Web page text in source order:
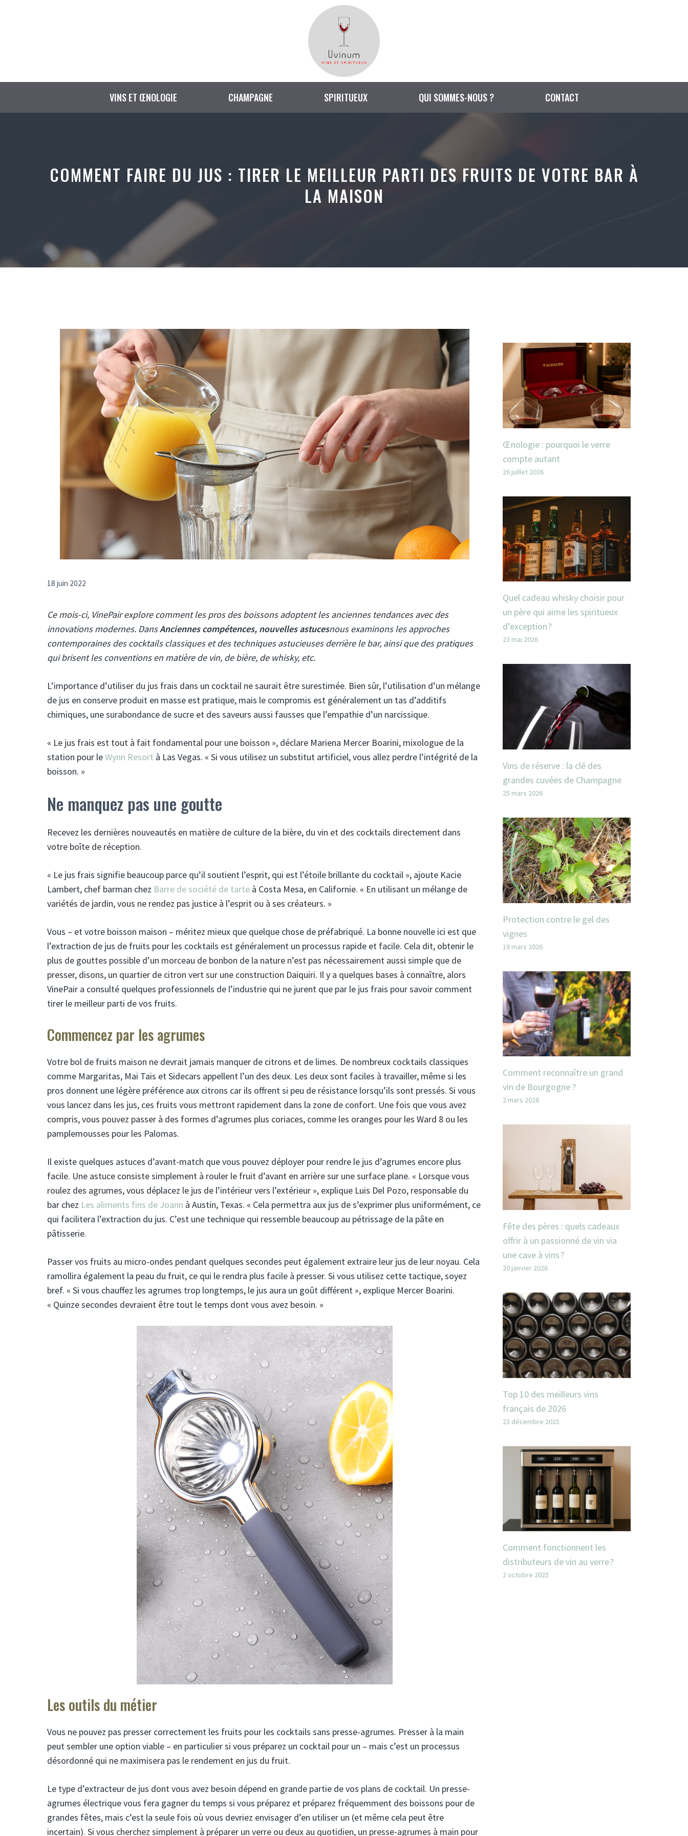
VINS ET ŒNOLOGIE CHAMPAGNE SPIRITUEUX QUI SOMMES-NOUS ? CONTACT
COMMENT FAIRE DU JUS : TIRER LE MEILLEUR PARTI DES FRUITS DE VOTRE BAR À
LA MAISON
18 juin 2022
Ce mois-ci, VinePair explore comment les pros des boissons adoptent les anciennes tendances avec des
innovations modernes. DansAnciennes compétences, nouvelles astucesnous examinons les approches
contemporaines des cocktails classiques et des techniques astucieuses derrière le bar, ainsi que des pratiques
qui brisent les conventions en matière de vin, de bière, de whisky, etc.
L’importance d’utiliser du jus frais dans un cocktail ne saurait être surestimée. Bien sûr, l’utilisation d’un mélange
de jus en conserve produit en masse est pratique, mais le compromis est généralement un tas d’additifs
chimiques, une surabondance de sucre et des saveurs aussi fausses que l’empathie d’un narcissique.
« Le jus frais est tout à fait fondamental pour une boisson », déclare Mariena Mercer Boarini, mixologue de la
station pour leWynn Resort à Las Vegas. « Si vous utilisez un substitut artificiel, vous allez perdre l’intégrité de la
boisson. »
Ne manquez pas une goutte
Recevez les dernières nouveautés en matière de culture de la bière, du vin et des cocktails directement dans
votre boîte de réception.
« Le jus frais signifie beaucoup parce qu’il soutient l’esprit, qui est l’étoile brillante du cocktail », ajoute Kacie
Lambert, chef barman chez Barre de société de tarte à Costa Mesa, en Californie. « En utilisant un mélange de
variétés de jardin, vous ne rendez pas justice à l’esprit ou à ses créateurs. »
Vous – et votre boisson maison – méritez mieux que quelque chose de préfabriqué. La bonne nouvelle ici est que
l’extraction de jus de fruits pour les cocktails est généralement un processus rapide et facile. Cela dit, obtenir le
plus de gouttes possible d’un morceau de bonbon de la nature n’est pas nécessairement aussi simple que de
presser, disons, un quartier de citron vert sur une construction Daiquiri. Il y a quelques bases à connaître, alors
VinePair a consulté quelques professionnels de l’industrie qui ne jurent que par le jus frais pour savoir comment
tirer le meilleur parti de vos fruits.
Commencez par les agrumes
Votre bol de fruits maison ne devrait jamais manquer de citrons et de limes. De nombreux cocktails classiques
comme Margaritas, Mai Tais et Sidecars appellent l’un des deux. Les deux sont faciles à travailler, même si les
pros donnent une légère préférence aux citrons car ils offrent si peu de résistance lorsqu’ils sont pressés. Si vous
vous lancez dans les jus, ces fruits vous mettront rapidement dans la zone de confort. Une fois que vous avez
compris, vous pouvez passer à des formes d’agrumes plus coriaces, comme les oranges pour les Ward 8 ou les
pamplemousses pour les Palomas.
Il existe quelques astuces d’avant-match que vous pouvez déployer pour rendre le jus d’agrumes encore plus
facile. Une astuce consiste simplement à rouler le fruit d’avant en arrière sur une surface plane. « Lorsque vous
roulez des agrumes, vous déplacez le jus de l’intérieur vers l’extérieur », explique Luis Del Pozo, responsable du
bar chez Les aliments fins de Joann à Austin, Texas. « Cela permettra aux jus de s’exprimer plus uniformément, ce
qui facilitera l’extraction du jus. C’est une technique qui ressemble beaucoup au pétrissage de la pâte en
pâtisserie.
Passer vos fruits au micro-ondes pendant quelques secondes peut également extraire leur jus de leur noyau. Cela
ramollira également la peau du fruit, ce qui le rendra plus facile à presser. Si vous utilisez cette tactique, soyez
bref. « Si vous chauffez les agrumes trop longtemps, le jus aura un goût différent », explique Mercer Boarini.
« Quinze secondes devraient être tout le temps dont vous avez besoin. »
Les outils du métier
Vous ne pouvez pas presser correctement les fruits pour les cocktails sans presse-agrumes. Presser à la main
peut sembler une option viable – en particulier si vous préparez un cocktail pour un – mais c’est un processus
désordonné qui ne maximisera pas le rendement en jus du fruit.
Le type d’extracteur de jus dont vous avez besoin dépend en grande partie de vos plans de cocktail. Un presse-
agrumes électrique vous fera gagner du temps si vous préparez et préparez fréquemment des boissons pour de
grandes fêtes, mais c’est la seule fois où vous devriez envisager d’en utiliser un (et même cela peut être
incertain). Si vous cherchez simplement à préparer un verre ou deux au quotidien, un presse-agrumes à main pour
Œnologie : pourquoi le verre
compte autant
26 juillet 2026
Quel cadeau whisky choisir pour
un père qui aime les spiritueux
d’exception ?
23 mai 2026
Vins de réserve : la clé des
grandes cuvées de Champagne
25 mars 2026
Protection contre le gel des
vignes
18 mars 2026
Comment reconnaître un grand
vin de Bourgogne ?
2 mars 2026
Fête des pères : quels cadeaux
offrir à un passionné de vin via
une cave à vins ?
20 janvier 2026
Top 10 des meilleurs vins
français de 2026
23 décembre 2025
Comment fonctionnent les
distributeurs de vin au verre ?
2 octobre 2025